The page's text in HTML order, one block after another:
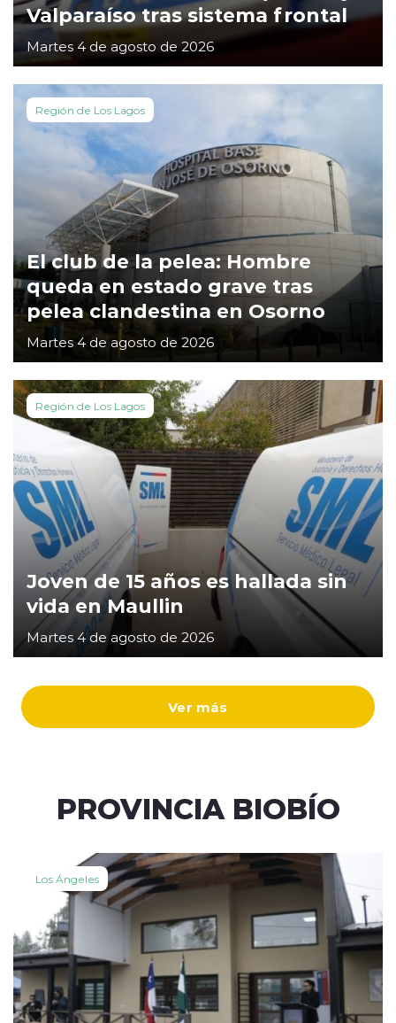
Ver más
Valparaíso tras sistema frontal
Martes 4 de agosto de 2026
Región de Los Lagos
El club de la pelea: Hombre
queda en estado grave tras
pelea clandestina en Osorno
Martes 4 de agosto de 2026
Región de Los Lagos
Joven de 15 años es hallada sin
vida en Maullin
Martes 4 de agosto de 2026
PROVINCIA BIOBÍO
Los Ángeles